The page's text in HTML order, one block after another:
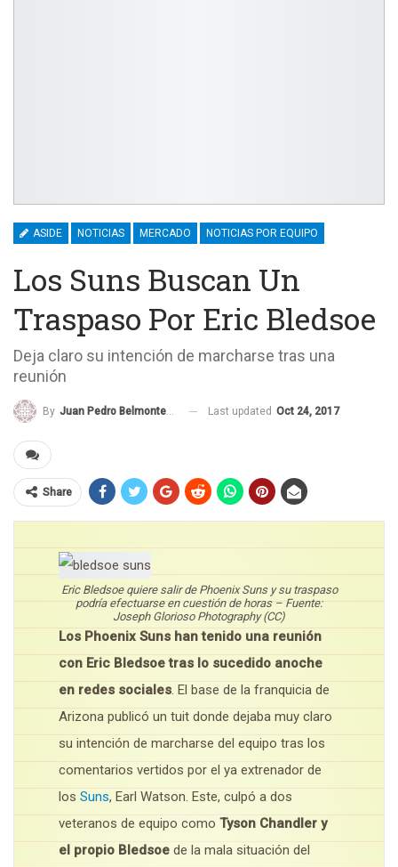
ASIDE NOTICIAS MERCADO NOTICIAS POR EQUIPO
Los Suns Buscan Un
Traspaso Por Eric Bledsoe
Deja claro su intención de marcharse tras una
reunión
By Juan Pedro Belmonte García Last updated Oct 24, 2017
Share
Eric Bledsoe quiere salir de Phoenix Suns y su traspaso
podría efectuarse en cuestión de horas – Fuente:
Joseph Glorioso Photography (CC)
Los Phoenix Suns han tenido una reunión
con Eric Bledsoe tras lo sucedido anoche
en redes sociales . El base de la franquicia de
Arizona publicó un tuit donde dejaba muy claro
su intención de marcharse del equipo tras los
comentarios vertidos por el ya extrenador de
los Suns, Earl Watson. Este, culpó a dos
veteranos de equipo como Tyson Chandler y
el propio Bledsoe de la mala situación del